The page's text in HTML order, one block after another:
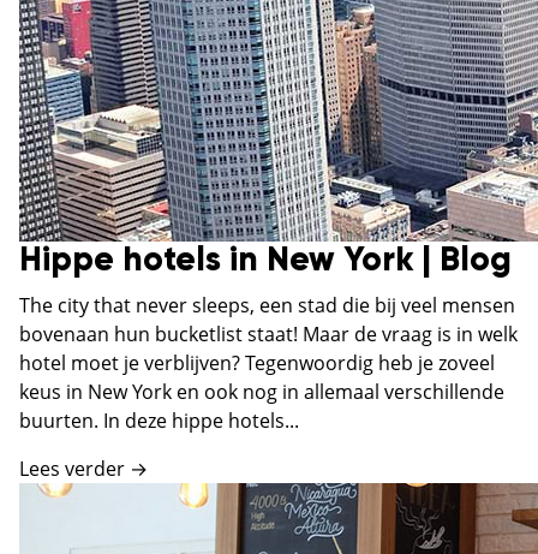
Hippe hotels in New York | Blog
The city that never sleeps, een stad die bij veel mensen
bovenaan hun bucketlist staat! Maar de vraag is in welk
hotel moet je verblijven? Tegenwoordig heb je zoveel
keus in New York en ook nog in allemaal verschillende
buurten. In deze hippe hotels...
Lees verder →